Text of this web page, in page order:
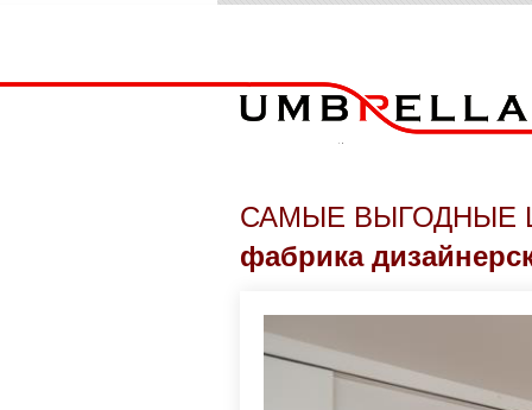
САМЫЕ ВЫГОДНЫЕ
фабрика